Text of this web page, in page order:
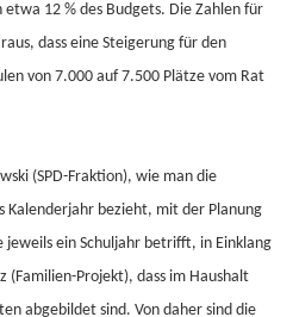
12 % des Budgets. Die Zahlen für
dass eine Steigerung für den
von 7.000 auf 7.500 Plätze vom Rat
(SPD-Fraktion), wie man die
Kalenderjahr bezieht, mit der Planung
jeweils ein Schuljahr betrifft, in Einklang
Projekt), dass im Haushalt
abgebildet sind. Von daher sind die